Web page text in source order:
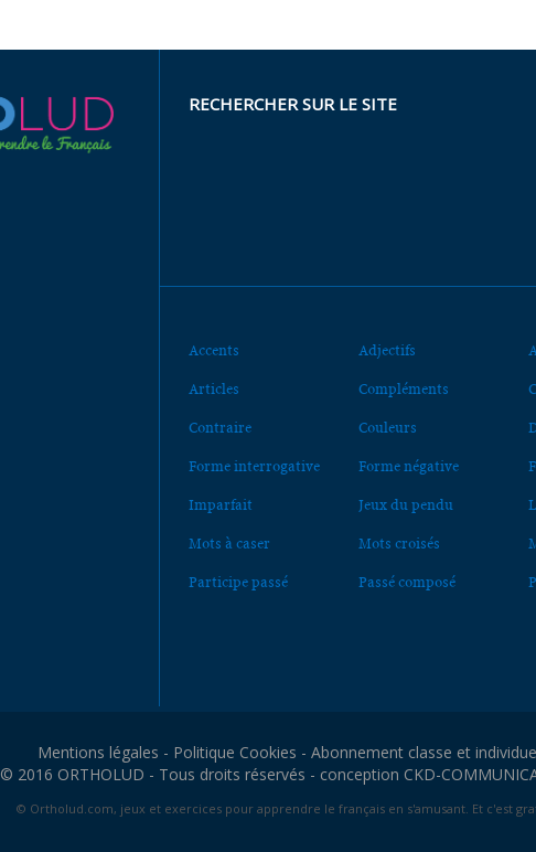
RECHERCHER SUR LE SITE
Accents Adjectifs
Articles Compléments
Contraire Couleurs
Forme interrogative Forme négative
Imparfait Jeux du pendu
Mots à caser Mots croisés
Participe passé Passé composé
Mentions légales - Politique Cookies - Abonnement classe et
© 2016 ORTHOLUD - Tous droits réservés - conception CKD-
© Ortholud.com, jeux et exercices pour apprendre le français en s'amusant. Et c'est